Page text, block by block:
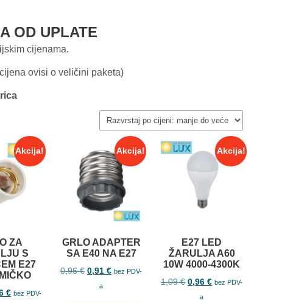
OD UPLATE
cijenama.
ovisi o veličini paketa)
Akcija!
ZA
S
E27
€ bez PDV-
Akcija!
GRLO ADAPTER
SA E40 NA E27
0,96€ 0,91€ bez PDV-
a
Akcija!
E27 LED
ŽARULJA A60
10W 4000-4300K
1,09€ 0,96€ bez PDV-
a